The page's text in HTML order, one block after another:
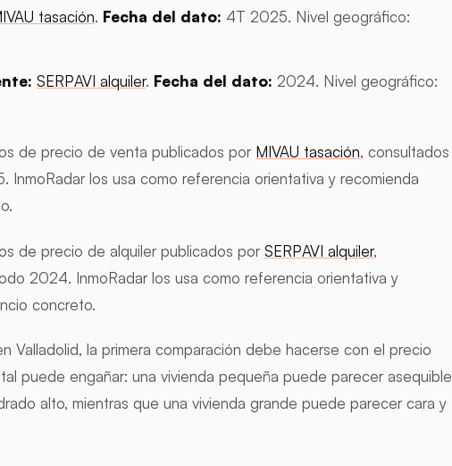
tasación. Fecha del dato: 4T 2025. Nivel geográfico:
SERPAVI alquiler. Fecha del dato: 2024. Nivel geográfico:
de precio de venta publicados por MIVAU tasación, consultados
InmoRadar los usa como referencia orientativa y recomienda
de precio de alquiler publicados porSERPAVI alquiler,
2024. InmoRadar los usa como referencia orientativa y
concreto.
Valladolid, la primera comparación debe hacerse con el precio
puede engañar: una vivienda pequeña puede parecer asequible
alto, mientras que una vivienda grande puede parecer cara y